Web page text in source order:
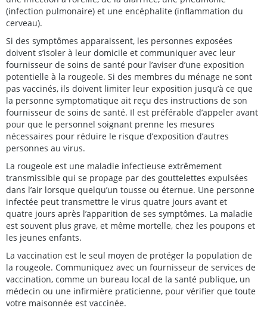
(infection pulmonaire) et une encéphalite (inflammation du
cerveau).
Si des symptômes apparaissent, les personnes exposées
doivent s’isoler à leur domicile et communiquer avec leur
fournisseur de soins de santé pour l’aviser d’une exposition
potentielle à la rougeole. Si des membres du ménage ne sont
pas vaccinés, ils doivent limiter leur exposition jusqu’à ce que
la personne symptomatique ait reçu des instructions de son
fournisseur de soins de santé. Il est préférable d’appeler avant
pour que le personnel soignant prenne les mesures
nécessaires pour réduire le risque d’exposition d’autres
personnes au virus.
La rougeole est une maladie infectieuse extrêmement
transmissible qui se propage par des gouttelettes expulsées
dans l’air lorsque quelqu’un tousse ou éternue. Une personne
infectée peut transmettre le virus quatre jours avant et
quatre jours après l’apparition de ses symptômes. La maladie
est souvent plus grave, et même mortelle, chez les poupons et
les jeunes enfants.
La vaccination est le seul moyen de protéger la population de
la rougeole. Communiquez avec un fournisseur de services de
vaccination, comme un bureau local de la santé publique, un
médecin ou une infirmière praticienne, pour vérifier que toute
votre maisonnée est vaccinée.